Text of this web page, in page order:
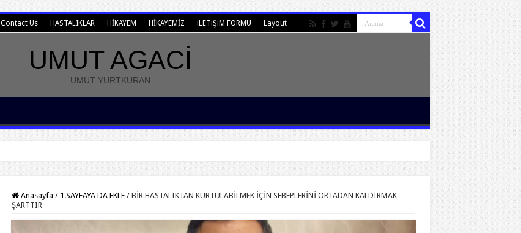
Contact Us HASTALIKLAR HİKAYEM HİKAYEMİZ iLETiŞiM FORMU Layout
UMUT AGACİ
UMUT YURTKURAN
Anasayfa / 1.SAYFAYA DA EKLE / BİR HASTALIKTAN KURTULABİLMEK İÇİN SEBEPLERİNİ ORTADAN KALDIRMAK
ŞARTTIR